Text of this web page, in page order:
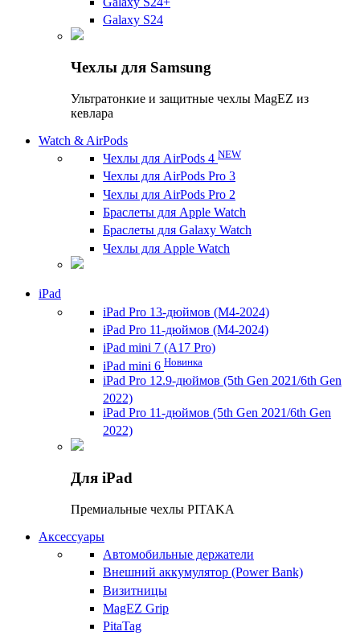
Galaxy S24
Чехлы для Samsung
Ультратонкие и защитные чехлы MagEZ из
кевлара
Watch & AirPods
Чехлы для AirPods 4 NEW
Чехлы для AirPods Pro 3
Чехлы для AirPods Pro 2
Браслеты для Apple Watch
Браслеты для Galaxy Watch
Чехлы для Apple Watch
iPad
iPad Pro 13-дюймов (M4-2024)
iPad Pro 11-дюймов (M4-2024)
iPad mini 7 (A17 Pro)
iPad mini 6 Новинка
iPad Pro 12.9-дюймов (5th Gen 2021/6th Gen
2022)
iPad Pro 11-дюймов (5th Gen 2021/6th Gen
2022)
Для iPad
Премиальные чехлы PITAKA
Аксессуары
Автомобильные держатели
Внешний аккумулятор (Power Bank)
Визитницы
MagEZ Grip
PitaTag